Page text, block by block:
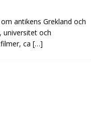
antikens Grekland och
universitet och
ca […]